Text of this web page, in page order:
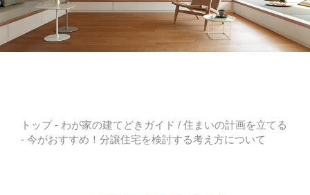
トップ- わが家の建てどきガイド / 住まいの計画を立てる
- 今がおすすめ！分譲住宅を検討する考え方について